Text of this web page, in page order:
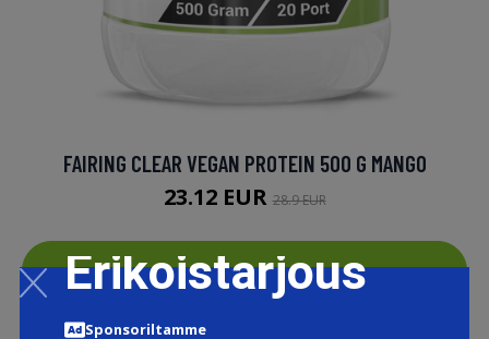
FAIRING CLEAR VEGAN PROTEIN 500 G MANGO
23.12 EUR28.9 EUR
LISÄTIETOJA
Erikoistarjous
Sponsoriltamme